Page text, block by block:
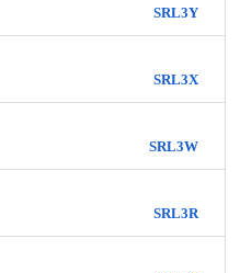
SRL3Y
SRL3X
SRL3W
SRL3R